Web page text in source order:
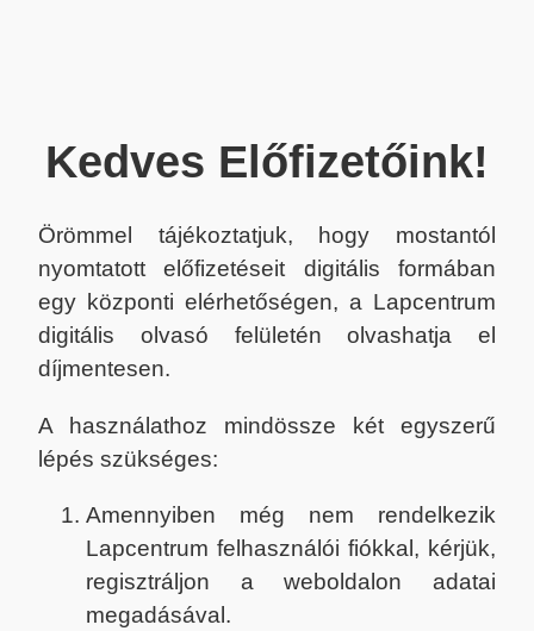
Kedves Előfizetőink!
Örömmel tájékoztatjuk, hogy mostantól
nyomtatott előfizetéseit digitális formában
egy központi elérhetőségen, a Lapcentrum
digitális olvasó felületén olvashatja el
díjmentesen.
A használathoz mindössze két egyszerű
lépés szükséges:
Amennyiben még nem rendelkezik
Lapcentrum felhasználói fiókkal, kérjük,
regisztráljon a weboldalon adatai
megadásával.